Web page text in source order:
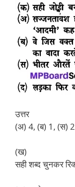
उत्तर
(अ) 4, (ब) 1, (स)
(ख)
सही शब्द चुनकर